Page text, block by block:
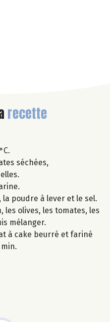
recette
séchées,
poudre à lever et le sel.
les olives, les tomates, les
mélanger.
à cake beurré et fariné